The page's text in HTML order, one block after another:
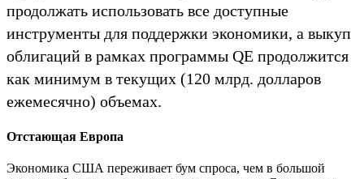
продолжать использовать все доступные
инструменты для поддержки экономики, а выкуп
облигаций в рамках программы QE продолжится
как минимум в текущих (120 млрд. долларов
ежемесячно) объемах.
Отстающая Европа
Экономика США переживает бум спроса, чем в большой